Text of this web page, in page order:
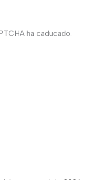
ha caducado.